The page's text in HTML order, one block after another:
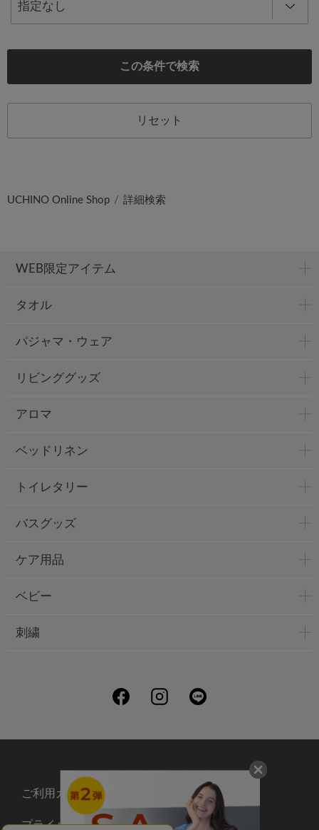
この条件で検索
リセット
UCHINO Online Shop 詳細検索
WEB限定アイテム
タオル
パジャマ・ウェア
リビンググッズ
アロマ
ベッドリネン
トイレタリー
バスグッズ
ケア用品
ベビー
刺繍
ご利用ガイド 会社概要
プライバシーポリシー 刺繍について